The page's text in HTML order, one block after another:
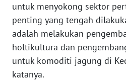
untuk menyokong sektor
penting yang tengah
adalah melakukan
holtikultura dan
untuk komoditi jagung di
katanya.
WN
PAPUA
WN
PAPUA
BARAT